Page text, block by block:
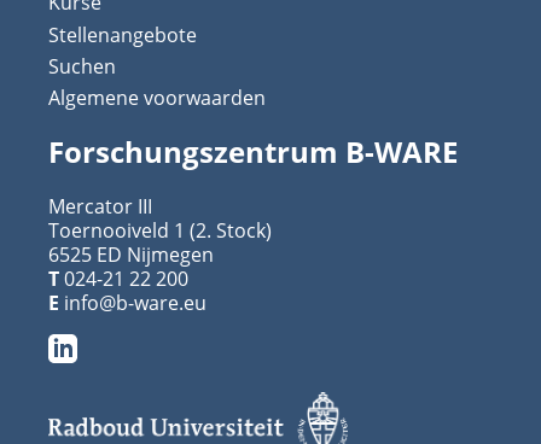
Stellenangebote
Suchen
Algemene voorwaarden
Forschungszentrum B-WARE
Mercator III
Toernooiveld 1 (2. Stock)
6525 ED Nijmegen
T024-21 22 200
E info@b-ware.eu